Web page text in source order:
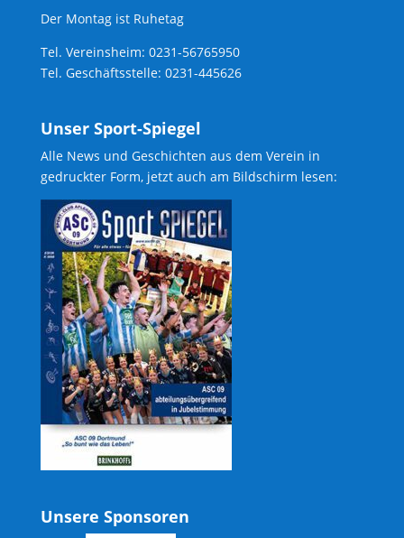
Der Montag ist Ruhetag
Tel. Vereinsheim: 0231-56765950
Tel. Geschäftsstelle: 0231-445626
Unser Sport-Spiegel
Alle News und Geschichten aus dem Verein in
gedruckter Form, jetzt auch am Bildschirm lesen:
Unsere Sponsoren